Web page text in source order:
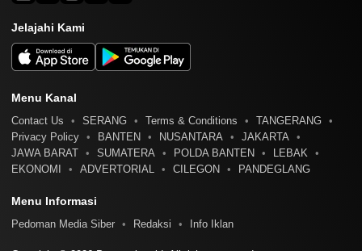
Jelajahi Kami
Menu Kanal
Contact Us SERANG Terms & Conditions
TANGERANG
Privacy Policy
BANTEN NUSANTARA
JAKARTA
JAWA BARAT
SUMATERA POLDA BANTEN
LEBAK
EKONOMI
ADVERTORIAL CILEGON PANDEGLANG
Menu Informasi
Pedoman Media Siber Redaksi Info Iklan